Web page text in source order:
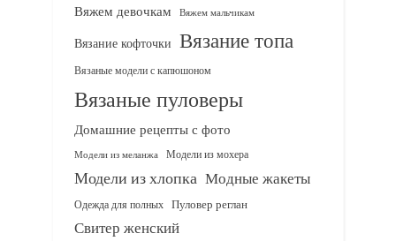
Вяжем девочкам Вяжем мальчикам
Вязание кофточки Вязание топа
Вязаные модели с капюшоном
Вязаные пуловеры
Домашние рецепты с фото
Модели из меланжа Модели из мохера
Модели из хлопка Модные жакеты
Одежда для полных Пуловер реглан
Свитер женский